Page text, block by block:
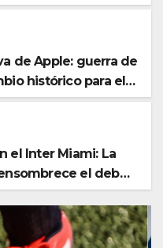
de casa
de Apple: guerra de
histórico para el
el Inter Miami: La
el debut